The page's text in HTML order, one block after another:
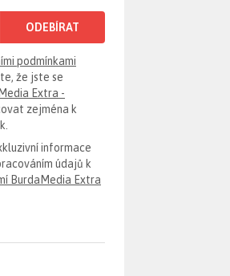
ODEBÍRAT
podmínkami
že jste se
Extra -
zejména k
informace
údajů k
BurdaMedia Extra